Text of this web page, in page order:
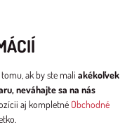
ak by ste mali akékoľvek
neváhajte sa na nás
aj kompletné Obchodné